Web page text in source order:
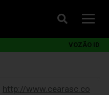
VOZÃO ID
http://www.cearasc.co